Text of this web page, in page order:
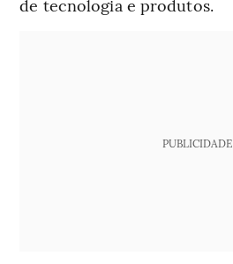
de tecnologia e produtos.
PUBLICIDADE